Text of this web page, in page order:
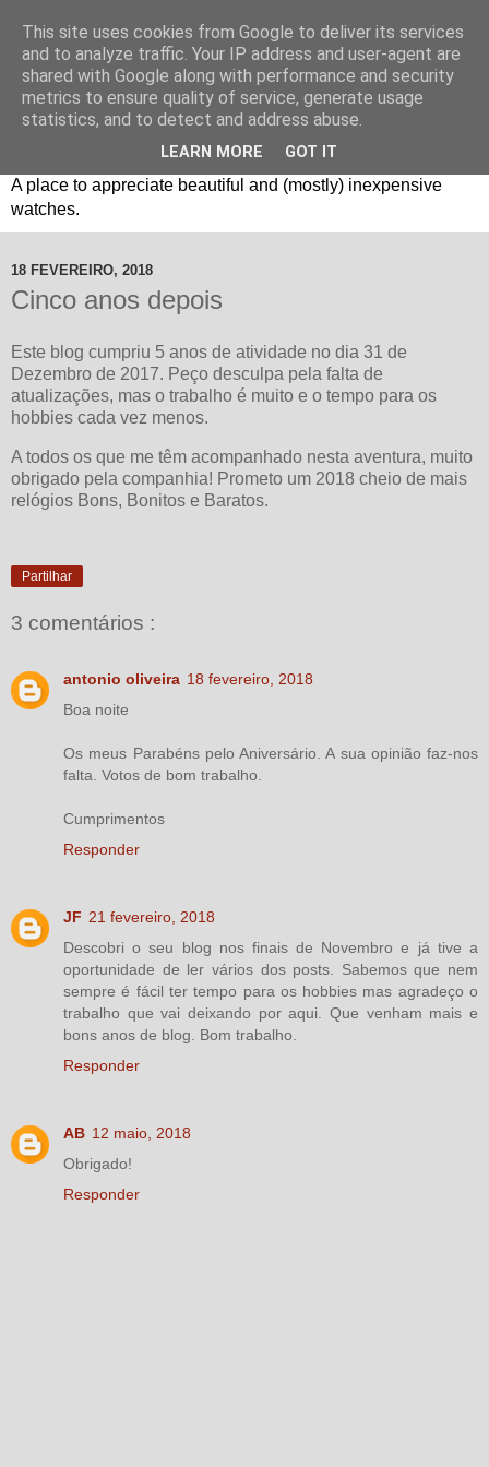
Um espaço sobre relógios "B3": Bons, Bonitos e Baratos. //
A place to appreciate beautiful and (mostly) inexpensive
watches.
18 FEVEREIRO, 2018
Cinco anos depois
Este blog cumpriu 5 anos de atividade no dia 31 de
Dezembro de 2017. Peço desculpa pela falta de
atualizações, mas o trabalho é muito e o tempo para os
hobbies cada vez menos.
A todos os que me têm acompanhado nesta aventura, muito
obrigado pela companhia! Prometo um 2018 cheio de mais
relógios Bons, Bonitos e Baratos.
Partilhar
3 comentários :
antonio oliveira 18 fevereiro, 2018
Boa noite
Os meus Parabéns pelo Aniversário. A sua opinião faz-nos
falta. Votos de bom trabalho.
Cumprimentos
Responder
JF 21 fevereiro, 2018
Descobri o seu blog nos finais de Novembro e já tive a
oportunidade de ler vários dos posts. Sabemos que nem
sempre é fácil ter tempo para os hobbies mas agradeço o
trabalho que vai deixando por aqui. Que venham mais e
bons anos de blog. Bom trabalho.
Responder
AB 12 maio, 2018
Obrigado!
Responder
This site uses cookies from Google to deliver its services
and to analyze traffic. Your IP address and user-agent are
shared with Google along with performance and security
metrics to ensure quality of service, generate usage
statistics, and to detect and address abuse.
LEARN MORE GOT IT